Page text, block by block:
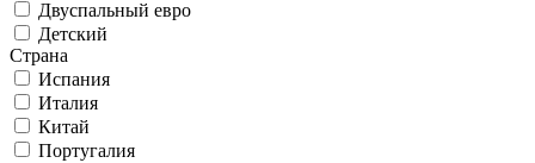
Двуспальный евро
Детский
Страна
Испания
Италия
Китай
Португалия